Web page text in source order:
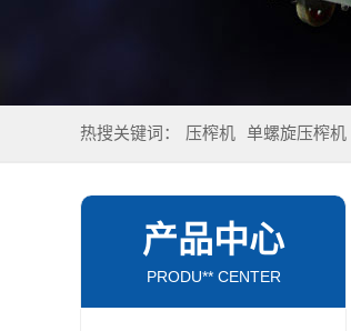
热搜关键词： 压榨机 单螺旋压榨机
产品中心
PRODU** CENTER